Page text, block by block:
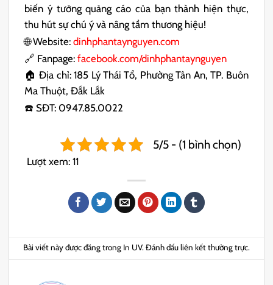
biến ý tưởng quảng cáo của bạn thành hiện thực,
thu hút sự chú ý và nâng tầm thương hiệu!
🌐 Website:dinhphantaynguyen.com
🔗 Fanpage:facebook.com/dinhphantaynguyen
🏠 Địa chỉ: 185 Lý Thái Tổ, Phường Tân An, TP. Buôn
Ma Thuột, Đắk Lắk
☎️ SĐT: 0947.85.0022
5/5 - (1 bình chọn)
Lượt xem: 11
Bài viết này được đăng trong In UV. Đánh dấuliên kết thường trực.